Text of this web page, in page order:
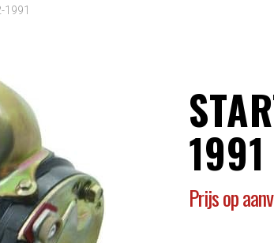
1991
Prijs op